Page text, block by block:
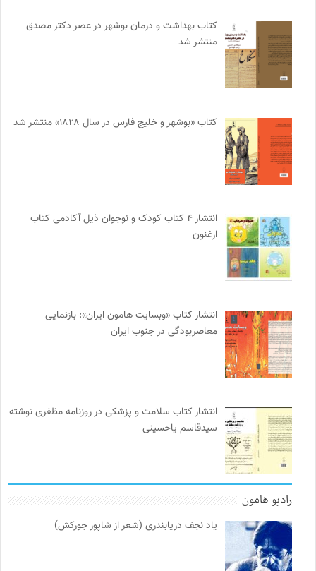
کتاب بهداشت و درمان بوشهر در عصر دکتر مصدق
منتشر شد
کتاب «بوشهر و خلیج فارس در سال ۱۸۲۸» منتشر شد
انتشار ۴ کتاب کودک و نوجوان ذیل آکادمی کتاب
ارغنون
انتشار کتاب «وبسایت هامون ایران»: بازنمایی
معاصربودگی در جنوب ایران
انتشار کتاب سلامت و پزشکی در روزنامه مظفری نوشته
سیدقاسم یاحسینی
رادیو هامون
یاد نجف دریابندری (شعر از شاپور جورکش)